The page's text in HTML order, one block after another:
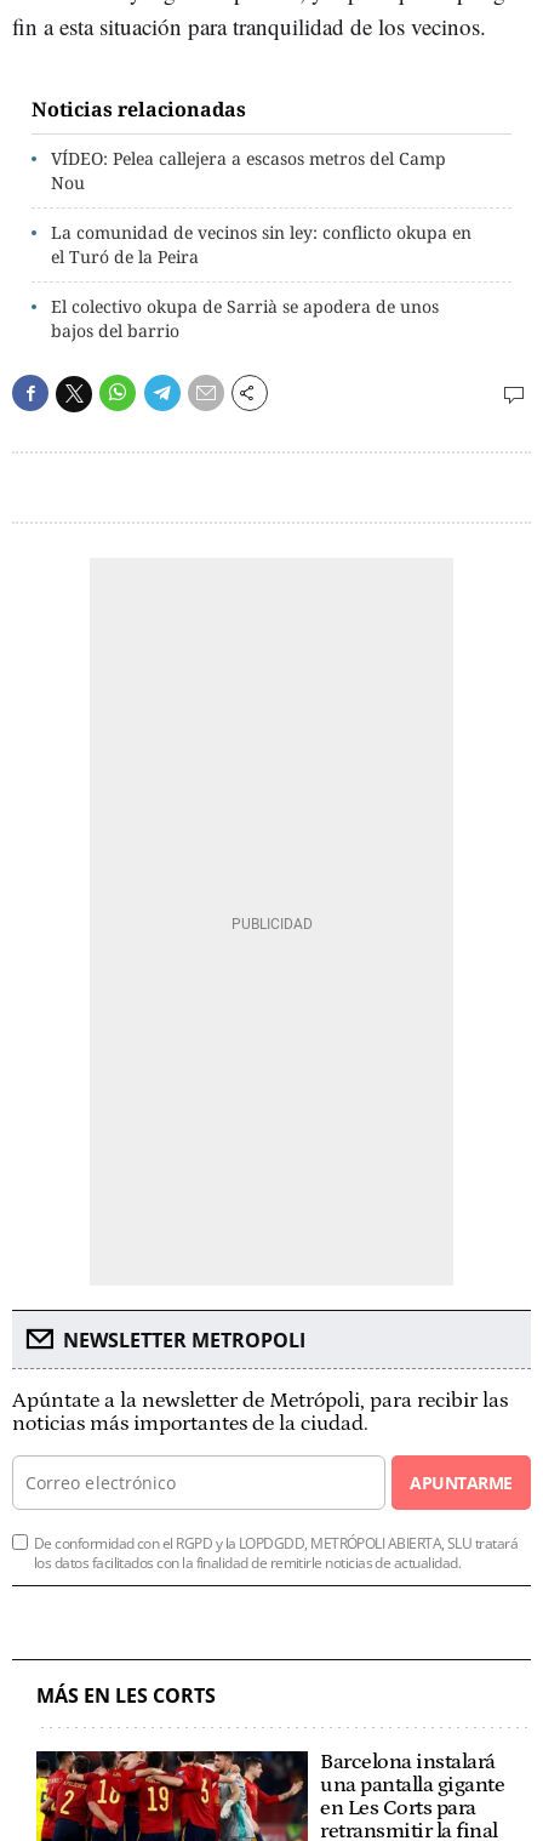
fin a esta situación para tranquilidad de los vecinos.
Noticias relacionadas
VÍDEO: Pelea callejera a escasos metros del Camp
Nou
La comunidad de vecinos sin ley: conflicto okupa en
el Turó de la Peira
El colectivo okupa de Sarrià se apodera de unos
bajos del barrio
NEWSLETTER METROPOLI
Apúntate a la newsletter de Metrópoli, para recibir las
noticias más importantes de la ciudad.
APUNTARME
De conformidad con el RGPD y la LOPDGDD, METRÓPOLI ABIERTA, SLU tratará
los datos facilitados con la finalidad de remitirle noticias de actualidad.
MÁS EN LES CORTS
Barcelona instalará
una pantalla gigante
en Les Corts para
retransmitir la final